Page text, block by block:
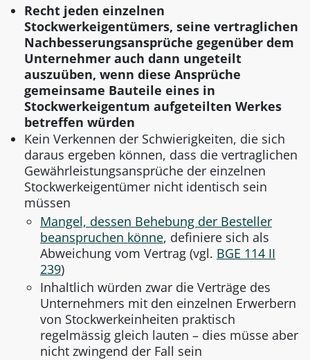
Recht jeden einzelnen
Stockwerkeigentümers, seine vertraglichen
Nachbesserungsansprüche gegenüber dem
Unternehmer auch dann ungeteilt
auszuüben, wenn diese Ansprüche
gemeinsame Bauteile eines in
Stockwerkeigentum aufgeteilten Werkes
betreffen würden
Kein Verkennen der Schwierigkeiten, die sich
daraus ergeben können, dass die vertraglichen
Gewährleistungsansprüche der einzelnen
Stockwerkeigentümer nicht identisch sein
müssen
Mangel, dessen Behebung der Besteller
beanspruchen könne, definiere sich als
Abweichung vom Vertrag (vgl. BGE 114 II
239)
Inhaltlich würden zwar die Verträge des
Unternehmers mit den einzelnen Erwerbern
von Stockwerkeinheiten praktisch
regelmässig gleich lauten – dies müsse aber
nicht zwingend der Fall sein